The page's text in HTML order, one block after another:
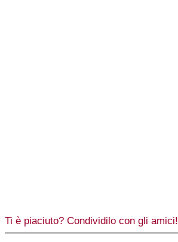
Ti è piaciuto? Condividilo con gli amici!